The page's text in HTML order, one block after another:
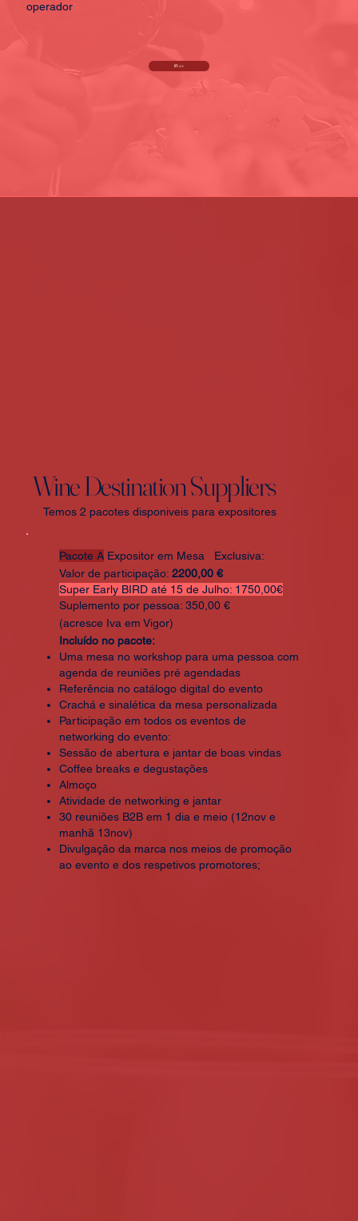
operador
IR >>
Wine Destination Suppliers
Temos 2 pacotes disponiveis para expositores
Pacote AExpositor em Mesa Exclusiva:
Valor de participação: 2200,00 €
Super Early BIRD até 15 de Julho: 1750,00€
Suplemento por pessoa: 350,00 €
(acresce Iva em Vigor)
Incluído no pacote:
Uma mesa no workshop para uma pessoa com
agenda de reuniões pré agendadas
Referência no catálogo digital do evento
Crachá e sinalética da mesa personalizada
Participação em todos os eventos de
networking do evento:
Sessão de abertura e jantar de boas vindas
Coffee breaks e degustações
Almoço
Atividade de networking e jantar
30 reuniões B2B em 1 dia e meio (12nov e
manhã 13nov)
Divulgação da marca nos meios de promoção
ao evento e dos respetivos promotores;